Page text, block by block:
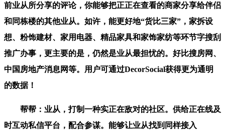
前业从所分享的评论，你能够把正正在查看的商家分享给伴侣
和同栋楼的其他业从。如许，能更好地“货比三家”，家拆设
想、粉饰建材、家用电器、精品家具和家饰家纺等环节字搜刮
推广办事，更主要的是，仍然是业从最担忧的。好比搜房网、
中国房地产消息网等。用户可通过DecorSocial获得更为通明
的数据！
帮帮：业从，打制一种实正在敌对的社区。供给正在线及
时互动私信平台，配合参谋。能够让业从找到同样接入